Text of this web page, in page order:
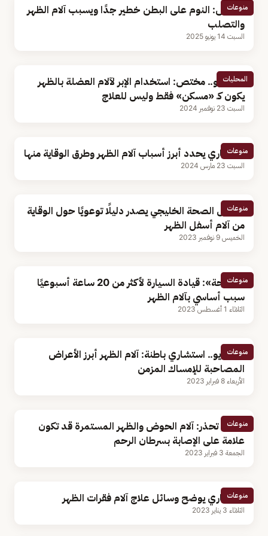
منوعات
مختص: النوم على البطن خطير جدًا ويسبب آلام الظهر
والتصلب
السبت 14 يونيو 2025
المحليات
بالفيديو.. مختص: استخدام الإبر لآلام العضلة بالظهر
يكون كـ «مسكن» فقط وليس للعلاج
السبت 23 نوفمبر 2024
منوعات
استشاري يحدد أبرز أسباب آلام الظهر وطرق الوقاية منها
السبت 23 مارس 2024
منوعات
مجلس الصحة الخليجي يصدر دليلًا توعويًا حول الوقاية
من آلام أسفل الظهر
الخميس 9 نوفمبر 2023
منوعات
«الصحة»: قيادة السيارة لأكثر من 20 ساعة أسبوعيًا
سبب أساسي بآلام الظهر
الثلاثاء 1 أغسطس 2023
منوعات
بالفيديو.. استشاري باطنة: آلام الظهر أبرز الأعراض
المصاحبة للإمساك المزمن
الأربعاء 8 فبراير 2023
منوعات
دراسة تحذر: آلام الحوض والظهر المستمرة قد تكون
علامة على الإصابة بسرطان الرحم
الجمعة 3 فبراير 2023
منوعات
استشاري يوضح وسائل علاج آلام فقرات الظهر
الثلاثاء 3 يناير 2023